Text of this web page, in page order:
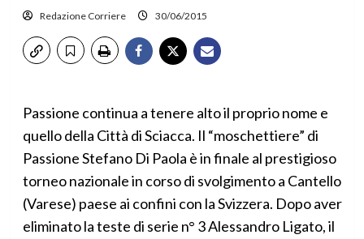
Redazione Corriere 30/06/2015
Passione continua a tenere alto il proprio nome e
quello della Città di Sciacca. Il “moschettiere” di
Passione Stefano Di Paola è in finale al prestigioso
torneo nazionale in corso di svolgimento a Cantello
(Varese) paese ai confini con la Svizzera. Dopo aver
eliminato la teste di serie n° 3 Alessandro Ligato, il